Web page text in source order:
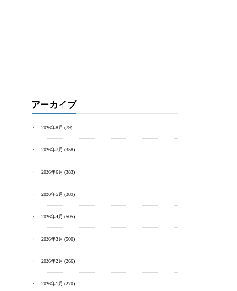
アーカイブ
2026年8月 (79)
2026年7月 (358)
2026年6月 (383)
2026年5月 (389)
2026年4月 (505)
2026年3月 (500)
2026年2月 (266)
2026年1月 (270)